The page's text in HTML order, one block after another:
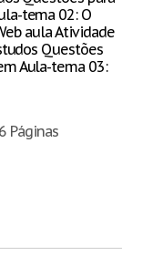
tema 02: O
aula Atividade
Questões
Aula-tema 03:
Páginas